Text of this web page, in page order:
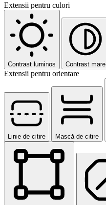
Extensii pentru culori
Contrast luminos Contrast mare
Extensii pentru orientare
Linie de citire Mască de citire